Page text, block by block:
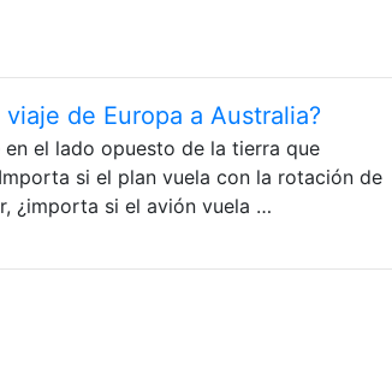
de Europa a Australia?
el lado opuesto de la tierra que
si el plan vuela con la rotación de
¿importa si el avión vuela …